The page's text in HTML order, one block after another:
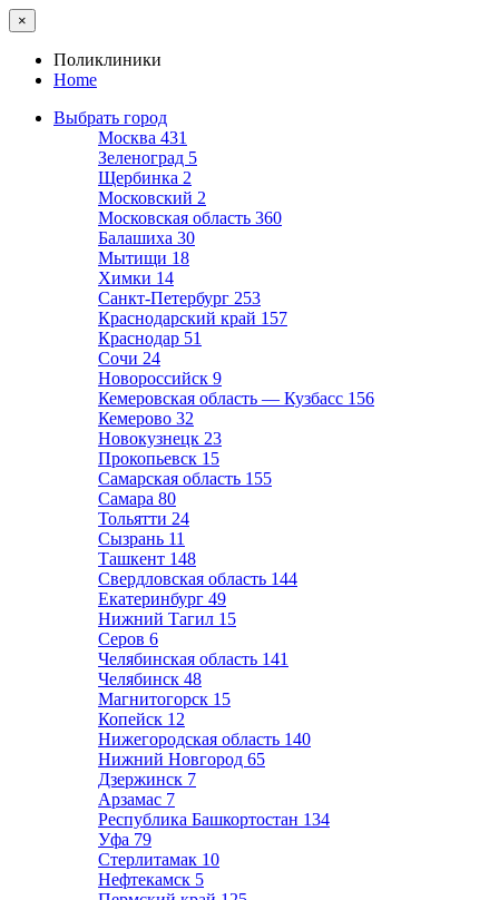
×
Поликлиники
Home
Выбрать город
Москва 431
Зеленоград 5
Щербинка 2
Московский 2
Московская область 360
Балашиха 30
Мытищи 18
Химки 14
Санкт-Петербург 253
Краснодарский край 157
Краснодар 51
Сочи 24
Новороссийск 9
Кемеровская область — Кузбасс 156
Кемерово 32
Новокузнецк 23
Прокопьевск 15
Самарская область 155
Самара 80
Тольятти 24
Сызрань 11
Ташкент 148
Свердловская область 144
Екатеринбург 49
Нижний Тагил 15
Серов 6
Челябинская область 141
Челябинск 48
Магнитогорск 15
Копейск 12
Нижегородская область 140
Нижний Новгород 65
Дзержинск 7
Арзамас 7
Республика Башкортостан 134
Уфа 79
Стерлитамак 10
Нефтекамск 5